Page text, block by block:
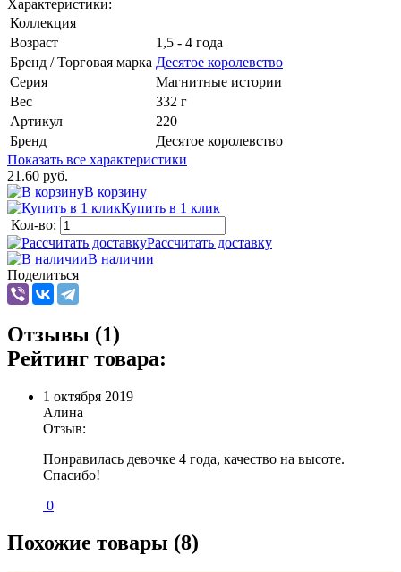
Характеристики:
Коллекция
Возраст
1,5 - 4 года
Бренд / Торговая марка Десятое королевство
Серия
Магнитные истории
Вес
332 г
Артикул
220
Бренд
Десятое королевство
Показать все характеристики
21.60 руб.
В корзину
Купить в 1 клик
Кол-во:
Рассчитать доставку
В наличии
Поделиться
Отзывы (1)
Рейтинг товара:
1 октября 2019
Алина
Отзыв:
Понравилась девочке 4 года, качество на высоте.
Спасибо!
0
Похожие товары (8)